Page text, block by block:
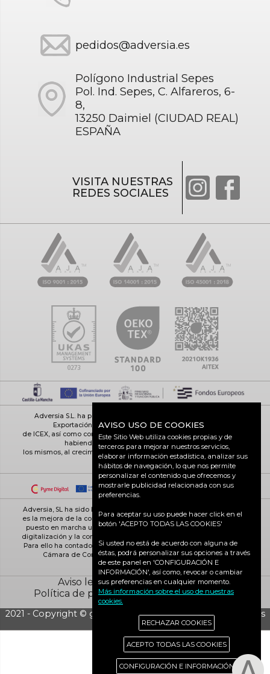
pedidos@adversia.es
Polígono Industrial Sepes
Pol. Ind. Sepes, C. Alfareros, 6-
8,
13250 Daimiel (CIUDAD REAL)
ESPAÑA
VISITA NUESTRAS
REDES SOCIALES
Adversia S.L. ha participado en el Programa de Iniciación a la
Exportación ICEX-Next, y ha contado con el apoyo
de ICEX, así como con la cofinanciación de Fondos europeos FEDER,
habiendo contribuido según la medida de
los mismos, al crecimiento económico de esta empresa, su región y
Adversia, SL ha sido beneficiaria de Fondos Europeos, cuyo objetivo
es la mejora de la competitividad de las PYMES, y gracias al cual ha
puesto en marcha un Plan de Acción con el objetivo de reforzar la
digitalización y la competitividad de las pymes durante el año 2025.
Para ello ha contado con el apoyo del Programa Pyme Digital de la
Cámara de Comercio de Ciudad Real. #EuropaSeSiente
Aviso legal
Política de cookies
Política de privacidad
Ciudad Real activa
2021 - Copyright © grupo Adversia S.L. - Todos los derechos
reservados
AVISO USO DE COOKIES
Este Sitio Web utiliza cookies propias y de
terceros para mejorar nuestros servicios,
elaborar información estadística, analizar sus
hábitos de navegación, lo que nos permite
personalizar el contenido que ofrecemos y
mostrarle publicidad relacionada con sus
preferencias.
Para aceptar su uso puede hacer click en el
botón 'ACEPTO TODAS LAS COOKIES'
Si usted no está de acuerdo con alguna de
éstas, podrá personalizar sus opciones a través
de este panel en 'CONFIGURACIÓN E
INFORMACIÓN', así como, revocar o cambiar
sus preferencias en cualquier momento.
Más información sobre el uso de nuestras
cookies.
RECHAZAR COOKIES
ACEPTO TODAS LAS COOKIES
CONFIGURACIÓN E INFORMACIÓN